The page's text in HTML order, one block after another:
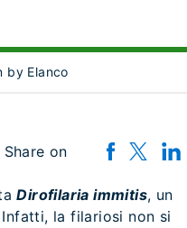
Object]
by Elanco
Share on
Dirofilaria immitis, un
la filariosi non si